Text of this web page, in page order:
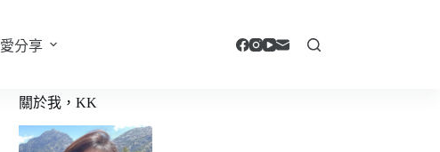
愛分享
關於我，KK